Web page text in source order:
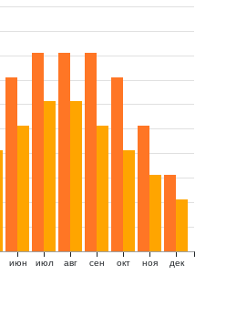
июн июл авг сен окт ноя дек